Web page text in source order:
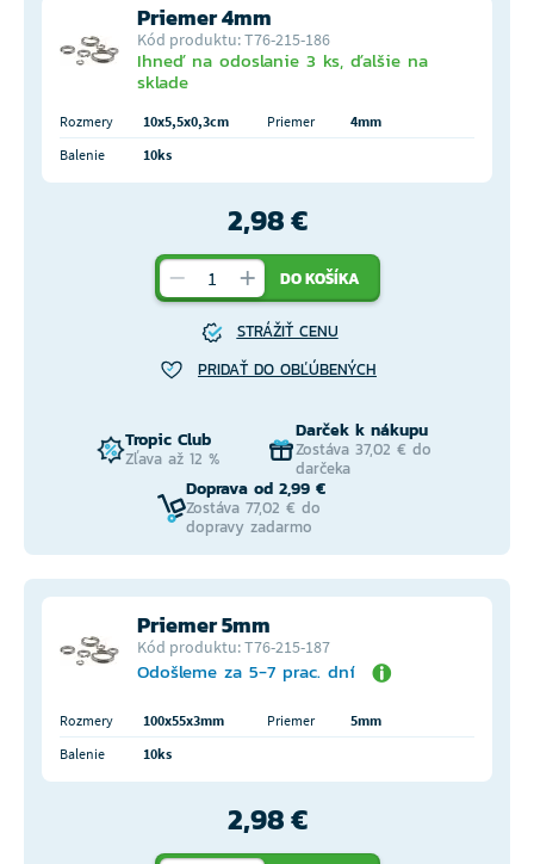
Priemer 4mm
Kód produktu: T76-215-186
Ihneď na odoslanie 3 ks, ďalšie na
sklade
Rozmery 10x5,5x0,3cm Priemer
4mm
Balenie
10ks
2,98 €
DO KOŠÍKA
STRÁŽIŤ CENU
PRIDAŤ DO OBĽÚBENÝCH
Tropic Club
Zľava až 12 %
Darček k nákupu
Zostáva 37,02 € do
darčeka
Doprava od 2,99 €
Zostáva 77,02 € do
dopravy zadarmo
Priemer 5mm
Kód produktu: T76-215-187
Odošleme za 5-7 prac. dní
Rozmery 100x55x3mm Priemer
5mm
Balenie
10ks
2,98 €